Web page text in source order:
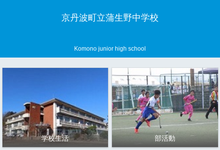
京丹波町立蒲生野中学校
Komono junior high school
学校生活 部活動